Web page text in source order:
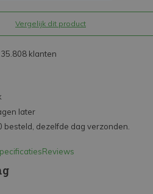
Vergelijk dit product
klanten
later
besteld, dezelfde dag verzonden.
Reviews